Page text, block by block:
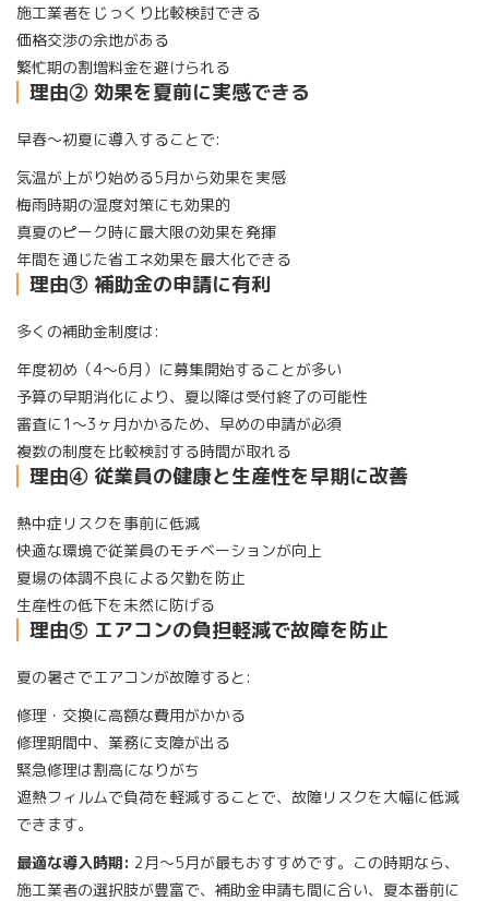
施工業者をじっくり比較検討できる
価格交渉の余地がある
繁忙期の割増料金を避けられる
理由② 効果を夏前に実感できる
早春〜初夏に導入することで:
気温が上がり始める5月から効果を実感
梅雨時期の湿度対策にも効果的
真夏のピーク時に最大限の効果を発揮
年間を通じた省エネ効果を最大化できる
理由③ 補助金の申請に有利
多くの補助金制度は:
年度初め（4〜6月）に募集開始することが多い
予算の早期消化により、夏以降は受付終了の可能性
審査に1〜3ヶ月かかるため、早めの申請が必須
複数の制度を比較検討する時間が取れる
理由④ 従業員の健康と生産性を早期に改善
熱中症リスクを事前に低減
快適な環境で従業員のモチベーションが向上
夏場の体調不良による欠勤を防止
生産性の低下を未然に防げる
理由⑤ エアコンの負担軽減で故障を防止
夏の暑さでエアコンが故障すると:
修理・交換に高額な費用がかかる
修理期間中、業務に支障が出る
緊急修理は割高になりがち
遮熱フィルムで負荷を軽減することで、故障リスクを大幅に低減
できます。
最適な導入時期: 2月〜5月が最もおすすめです。この時期なら、
施工業者の選択肢が豊富で、補助金申請も間に合い、夏本番前に